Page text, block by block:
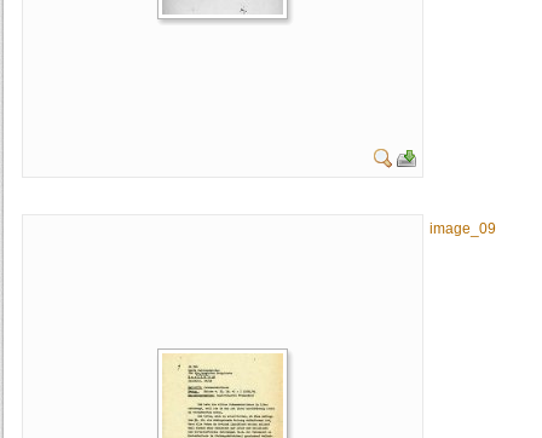
image_09